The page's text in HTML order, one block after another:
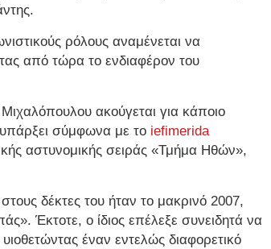
ρόλους αναμένεται να
από τώρα το ενδιαφέρον του
ακούγεται για κάποιο
σύμφωνα με το iefimerida
αστυνομικής σειράς «Τμήμα Ηθών»,
δέκτες του ήταν το μακρινό 2007,
Έκτοτε, ο ίδιος επέλεξε συνειδητά να
έναν εντελώς διαφορετικό